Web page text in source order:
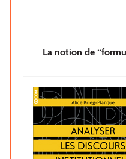
La notion de